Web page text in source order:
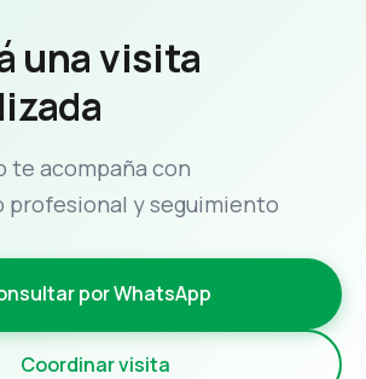
una visita
te acompaña con
profesional y seguimiento
por WhatsApp
Coordinar visita